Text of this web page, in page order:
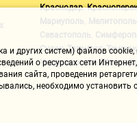
Краснодар,
Мариуполь Мелитополь
Севастополь
Судак,Таганрог,Темрюк
Черноморское ,Щелкино
и других систем) файлов cookie,
о ресурсах сети
сайта, проведения
необходимо установить